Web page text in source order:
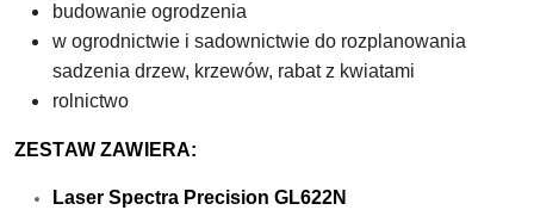
budowanie ogrodzenia
w ogrodnictwie i sadownictwie do rozplanowania
sadzenia drzew, krzewów, rabat z kwiatami
rolnictwo
ZESTAW ZAWIERA:
Laser Spectra Precision GL622N